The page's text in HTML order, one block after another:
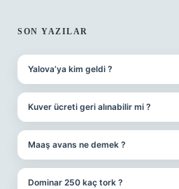
SON YAZILAR
Yalova’ya kim geldi ?
Kuver ücreti geri alınabilir mi ?
Maaş avans ne demek ?
Dominar 250 kaç tork ?